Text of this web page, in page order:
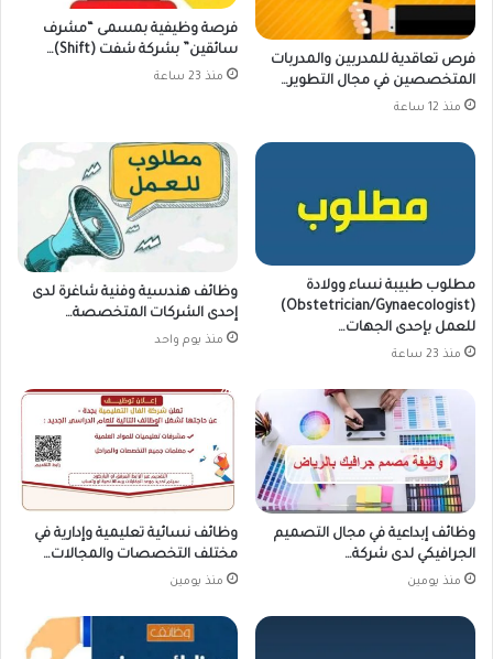
فرص تعاقدية للمدربين والمدربات
المتخصصين في مجال التطوير…
منذ 12 ساعة
فرصة وظيفية بمسمى “مشرف
سائقين” بشركة شفت (Shift)…
منذ 23 ساعة
مطلوب طبيبة نساء وولادة
(Obstetrician/Gynaecologist)
للعمل بإحدى الجهات…
منذ 23 ساعة
وظائف هندسية وفنية شاغرة لدى
إحدى الشركات المتخصصة…
منذ يوم واحد
وظائف إبداعية في مجال التصميم
الجرافيكي لدى شركة…
منذ يومين
وظائف نسائية تعليمية وإدارية في
مختلف التخصصات والمجالات…
منذ يومين